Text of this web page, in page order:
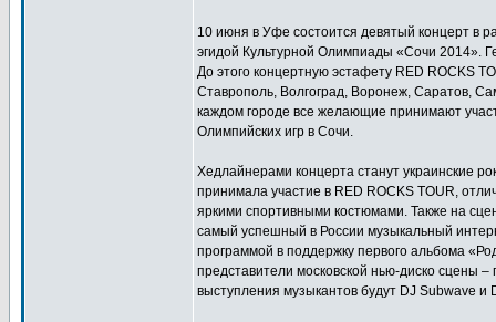
10 июня в Уфе состоится девятый концерт в
эгидой Культурной Олимпиады «Сочи 2014».
До этого концертную эстафету RED ROCKS
Ставрополь, Волгоград, Воронеж, Саратов,
каждом городе все желающие принимают
Олимпийских игр в Сочи.
Хедлайнерами концерта станут украинские
принимала участие в RED ROCKS TOUR,
яркими спортивными костюмами. Также на
самый успешный в России музыкальный
программой в поддержку первого альбома
представители московской нью-диско сцены
выступления музыкантов будут DJ Subwave и